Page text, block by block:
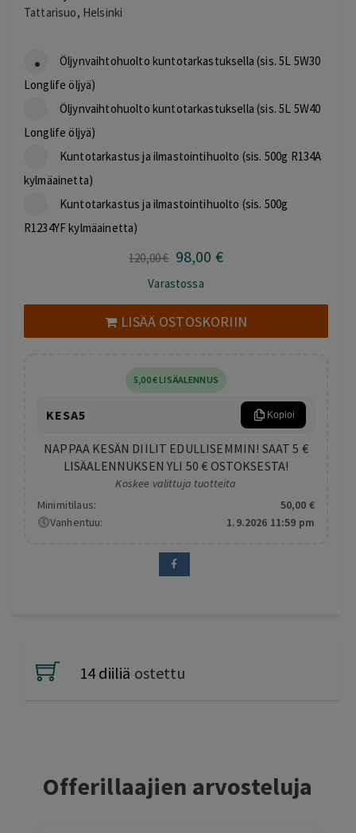
Tattarisuo, Helsinki
Öljynvaihtohuolto kuntotarkastuksella (sis. 5L 5W30
Longlife öljyä)
Öljynvaihtohuolto kuntotarkastuksella (sis. 5L 5W40
Longlife öljyä)
Kuntotarkastus ja ilmastointihuolto (sis. 500g R134A
kylmäainetta)
Kuntotarkastus ja ilmastointihuolto (sis. 500g
R1234YF kylmäainetta)
120,00€ Alkuperäinen
oli:
120,00 €.
98,00 €Nykyinen
98,00 €.
Varastossa
LISÄÄ OSTOSKORIIN
5,00€LISÄALENNUS
KESA5 Kopioi
NAPPAA KESÄN DIILIT EDULLISEMMIN! SAAT 5 €
LISÄALENNUKSEN YLI 50 € OSTOKSESTA!
Koskee valittuja tuotteita
Minimitilaus:
50,00 €
Vanhentuu:
1.9.2026 11:59 pm
14 diiliä ostettu
Offerillaajien arvosteluja